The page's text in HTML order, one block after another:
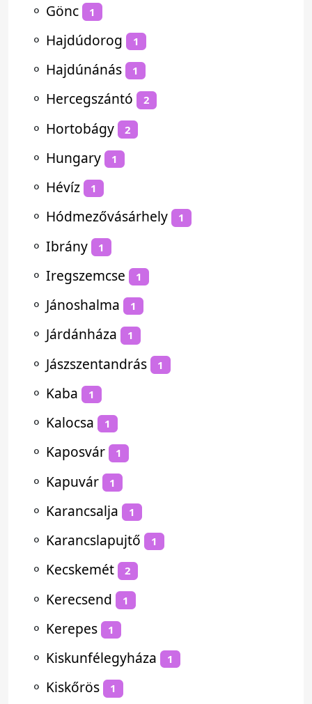
⚬ Gönc 1
⚬ Hajdúdorog 1
⚬ Hajdúnánás 1
⚬ Hercegszántó 2
⚬ Hortobágy 2
⚬ Hungary 1
⚬ Hévíz 1
⚬ Hódmezővásárhely 1
⚬ Ibrány 1
⚬ Iregszemcse 1
⚬ Jánoshalma 1
⚬ Járdánháza 1
⚬ Jászszentandrás 1
⚬ Kaba 1
⚬ Kalocsa 1
⚬ Kaposvár 1
⚬ Kapuvár 1
⚬ Karancsalja 1
⚬ Karancslapujtő 1
⚬ Kecskemét 2
⚬ Kerecsend 1
⚬ Kerepes 1
⚬ Kiskunfélegyháza 1
⚬ Kiskőrös 1